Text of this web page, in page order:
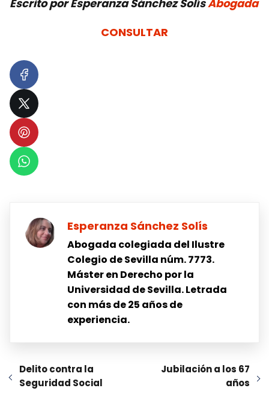
Escrito porEsperanza Sánchez SolísAbogada
CONSULTAR
Esperanza Sánchez Solís
Abogada colegiada del Ilustre
Colegio de Sevilla núm. 7773.
Máster en Derecho por la
Universidad de Sevilla. Letrada
con más de 25 años de
experiencia.
Delito contra la
Seguridad Social
Jubilación a los 67
años